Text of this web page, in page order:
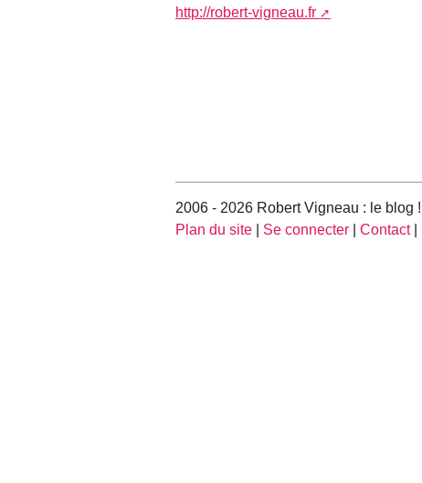
http://robert-vigneau.fr
2006 - 2026 Robert Vigneau : le blog !
Plan du site
Se connecter Contact|